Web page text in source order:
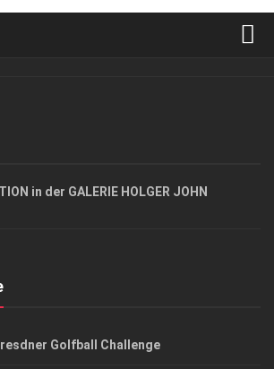
in der GALERIE HOLGER JOHN
Golfball Challenge